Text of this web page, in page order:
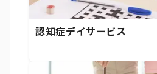
認知症デイサービス